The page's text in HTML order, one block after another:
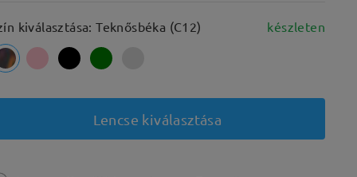
kiválasztása: Teknősbéka (C12) készleten
Lencse kiválasztása